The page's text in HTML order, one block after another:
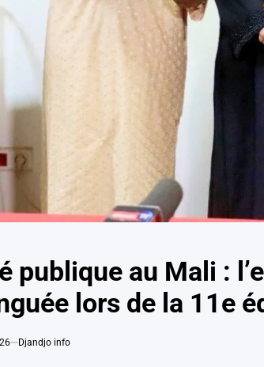
publique au Mali :
lors de la 11e
Djandjo info